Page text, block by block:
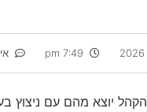
7:49 pm
יוצא מהם עם ניצוץ